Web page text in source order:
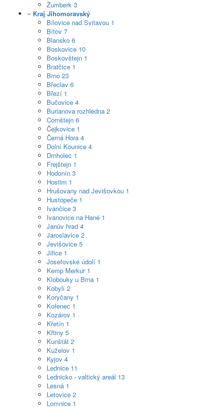
Žumberk 3
Kraj Jihomoravský
Bílovice nad Svitavou 1
Bítov 7
Blansko 6
Boskovice 10
Boskovštejn 1
Bratčice 1
Brno 23
Břeclav 6
Březí 1
Bučovice 4
Burianova rozhledna 2
Cornštejn 6
Čejkovice 1
Černá Hora 4
Dolní Kounice 4
Drnholec 1
Frejštejn 1
Hodonín 3
Hostim 1
Hrušovany nad Jevišovkou 1
Hustopeče 1
Ivančice 3
Ivanovice na Hané 1
Janův hrad 4
Jaroslavice 2
Jevišovice 5
Jiřice 1
Josefovské údolí 1
Kemp Merkur 1
Klobouky u Brna 1
Kobylí 2
Koryčany 1
Kořenec 1
Kozárov 1
Křetín 1
Křtiny 5
Kunštát 2
Kuželov 1
Kyjov 4
Lednice 11
Lednicko - valtický areál 13
Lesná 1
Letovice 2
Lomnice 1